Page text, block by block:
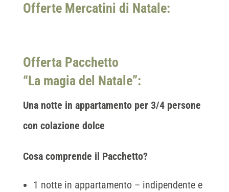
Offerte Mercatini di Natale:
Offerta Pacchetto
“La magia del Natale”:
Una notte in appartamento per 3/4 persone
con colazione dolce
Cosa comprende il Pacchetto?
1 notte in appartamento – indipendente e